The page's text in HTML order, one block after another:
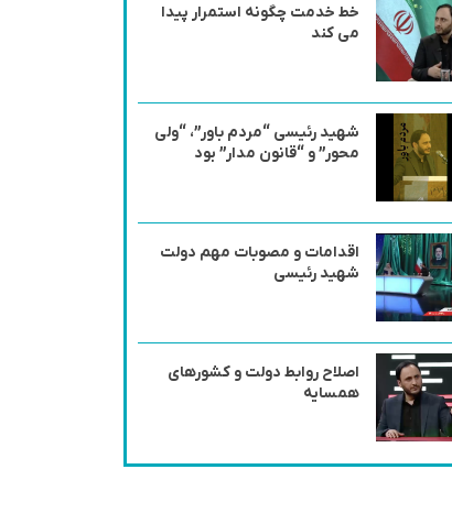
خط خدمت چگونه استمرار پیدا
می کند
شهید رئیسی “مردم باور”، “ولی
محور” و “قانون مدار” بود
اقدامات و مصوبات مهم دولت
شهید رئیسی
اصلاح روابط دولت و کشورهای
همسایه